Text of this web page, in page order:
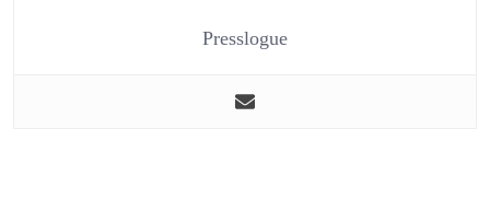
Presslogue